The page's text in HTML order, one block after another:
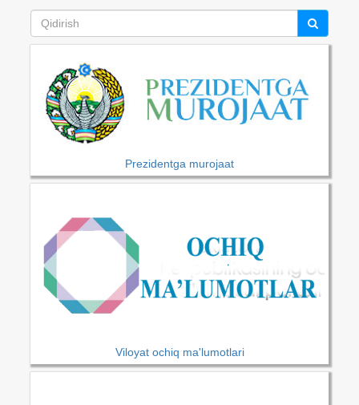
Prezidentga murojaat
Viloyat ochiq ma'lumotlari